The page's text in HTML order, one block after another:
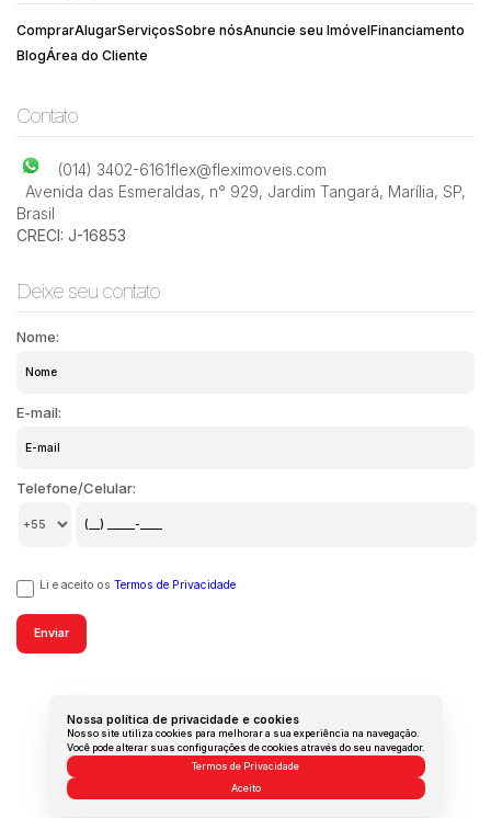
Nossa política de privacidade e cookies
Nosso site utiliza cookies para melhorar a sua experiência na navegação.
Você pode alterar suas configurações de cookies através do seu navegador.
Termos de Privacidade
Aceito
ComprarAlugarServiçosSobre nósAnuncie seu ImóvelFinanciamento
BlogÁrea do Cliente
Contato
(014) 3402-6161flex@fleximoveis.com
Avenida das Esmeraldas, n° 929, Jardim Tangará, Marília, SP,
Brasil
CRECI: J-16853
Deixe seu contato
Nome:
E-mail:
Telefone/Celular:
Li e aceito os Termos de Privacidade